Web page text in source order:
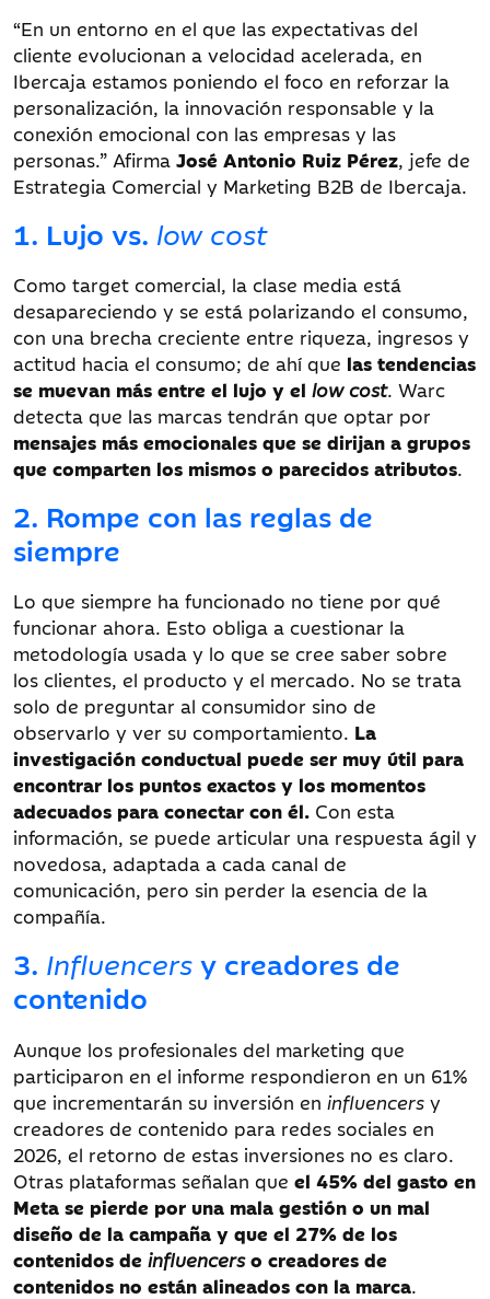
“En un entorno en el que las expectativas del
cliente evolucionan a velocidad acelerada, en
Ibercaja estamos poniendo el foco en reforzar la
personalización, la innovación responsable y la
conexión emocional con las empresas y las
personas.” Afirma José Antonio Ruiz Pérez, jefe de
Estrategia Comercial y Marketing B2B de Ibercaja.
1. Lujo vs. low cost
Como target comercial, la clase media está
desapareciendo y se está polarizando el consumo,
con una brecha creciente entre riqueza, ingresos y
actitud hacia el consumo; de ahí que las tendencias
se muevan más entre el lujo y el low cost. Warc
detecta que las marcas tendrán que optar por
mensajes más emocionales que se dirijan a grupos
que comparten los mismos o parecidos atributos.
2. Rompe con las reglas de
siempre
Lo que siempre ha funcionado no tiene por qué
funcionar ahora. Esto obliga a cuestionar la
metodología usada y lo que se cree saber sobre
los clientes, el producto y el mercado. No se trata
solo de preguntar al consumidor sino de
observarlo y ver su comportamiento. La
investigación conductual puede ser muy útil para
encontrar los puntos exactos y los momentos
adecuados para conectar con él. Con esta
información, se puede articular una respuesta ágil y
novedosa, adaptada a cada canal de
comunicación, pero sin perder la esencia de la
compañía.
3. Influencersy creadores de
contenido
Aunque los profesionales del marketing que
participaron en el informe respondieron en un 61%
que incrementarán su inversión en influencers y
creadores de contenido para redes sociales en
2026, el retorno de estas inversiones no es claro.
Otras plataformas señalan que el 45% del gasto en
Meta se pierde por una mala gestión o un mal
diseño de la campaña y que el 27% de los
contenidos de influencerso creadores de
contenidos no están alineados con la marca.